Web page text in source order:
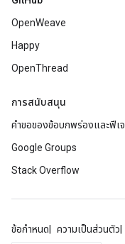
OpenWeave
Happy
OpenThread
การสนับสนุน
คำขอของข้อบกพร่องและฟีเ
Google Groups
Stack Overflow
ข้อกำหนด ความเป็นส่วนตัว